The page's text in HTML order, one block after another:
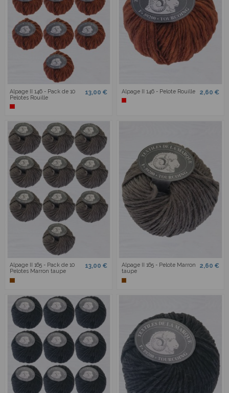
Alpage II 146 - Pack de 10
Pelotes Rouille
13,00 € Alpage II 146 - Pelote Rouille 2,60 €
Alpage II 165 - Pack de 10
Pelotes Marron taupe
13,00 €
Alpage II 165 - Pelote Marron
taupe
2,60 €